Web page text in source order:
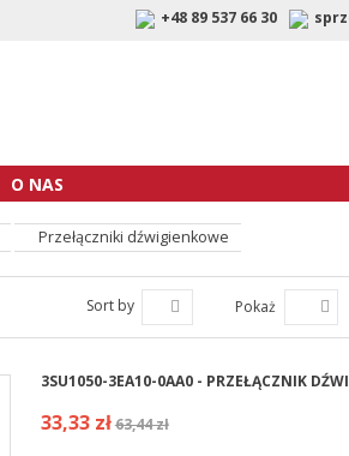
+48 89 537 66 30
O NAS
Przełączniki dźwigienkowe
Sort by Pokaż
3SU1050-3EA10-0AA0 - PRZEŁĄCZNIK
33,33 zł63,44 zł